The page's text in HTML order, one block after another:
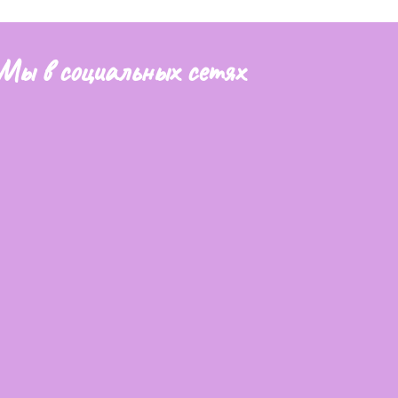
в социальных сетях